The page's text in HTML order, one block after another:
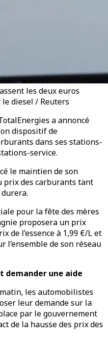
les deux euros
diesel / Reuters
a annoncé
dispositif de
dans ses stations-
service.
le maintien de son
des carburants tant
pour la fête des mères
proposera un prix
de l’essence à 1,99 €/L et
l’ensemble de son réseau
demander une aide
les automobilistes
leur demande sur la
par le gouvernement
de la hausse des prix des